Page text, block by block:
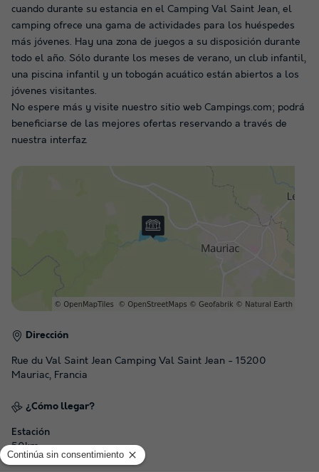
cuando durante su estancia en el Camping Val Saint Jean, el
camping ofrece una gama de actividades para los huéspedes
más jóvenes. Hay una zona de juegos a su disposición durante
todo el año. Sólo durante los meses de verano, un club infantil,
una piscina infantil y un tobogán acuático están abiertos a los
jóvenes visitantes.
No espere más y visite nuestro sitio web Campings.com; podrá
beneficiarse de las mejores ofertas reservando a través de
nuestra interfaz.
Dirección
Rue du Val Saint Jean Camping Val Saint Jean - 15200
Mauriac, Francia
¿Cómo llegar?
Estación
50km